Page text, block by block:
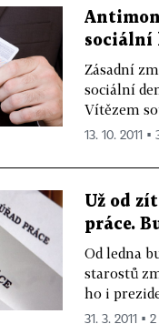
sociální
Zásadní
sociální
Vítězem
13. 10. 2011
Už od
práce.
Od ledna
starostů
ho i
31. 3. 2011 ▪